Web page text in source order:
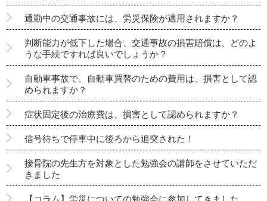
通勤中の交通事故には、労災保険が適用されますか？
判断能力が低下した場合、交通事故の損害賠償は、どのよ
うな手続ですれば良いでしょうか？
自動車事故で、自動車買替のための費用は、損害として認
められますか？
症状固定後の治療費は、損害として認められますか？
信号待ちで停車中に後ろから追突された！
接骨院の先生方を対象とした勉強会の講師をさせていただ
きました
【コラム】労災についての勉強会に参加してきました